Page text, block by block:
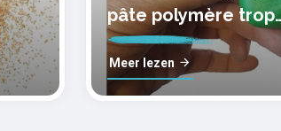
pâte polymère trop
molle?
Meer lezen